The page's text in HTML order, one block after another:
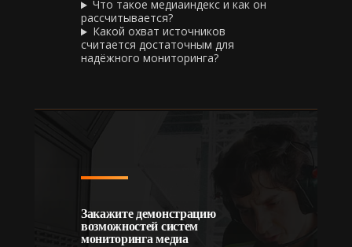
Что такое медиаиндекс и как он
рассчитывается?
Какой охват источников
считается достаточным для
надёжного мониторинга?
Закажите демонстрацию
возможностей систем
мониторинга медиа